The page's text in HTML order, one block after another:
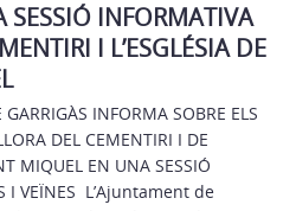
SESSIÓ INFORMATIVA
I L’ESGLÉSIA DE
GARRIGÀS INFORMA SOBRE ELS
DEL CEMENTIRI I DE
MIQUEL EN UNA SESSIÓ
I VEÏNES L’Ajuntament de